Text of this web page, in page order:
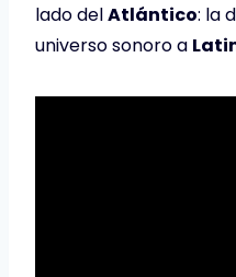
lado delAtlántico: la
universo sonoro a